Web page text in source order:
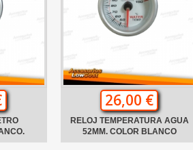
26,00 €
RELOJ TEMPERATURA AGUA
52MM. COLOR BLANCO